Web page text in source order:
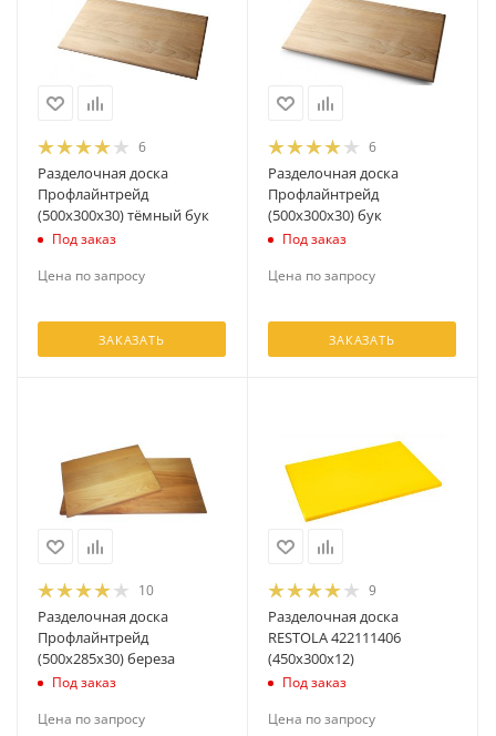
6
Разделочная доска
Профлайнтрейд
(500х300х30) тёмный бук
Под заказ
Цена по запросу
ЗАКАЗАТЬ
6
Разделочная доска
Профлайнтрейд
(500х300х30) бук
Под заказ
Цена по запросу
ЗАКАЗАТЬ
10
Разделочная доска
Профлайнтрейд
(500х285х30) береза
Под заказ
Цена по запросу
9
Разделочная доска
RESTOLA 422111406
(450х300х12)
Под заказ
Цена по запросу